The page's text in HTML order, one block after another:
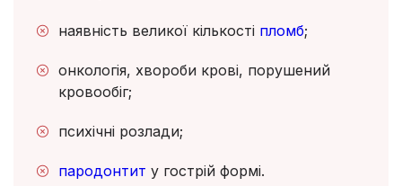
наявність великої кількості пломб;
онкологія, хвороби крові, порушений
кровообіг;
психічні розлади;
пародонтит у гострій формі.